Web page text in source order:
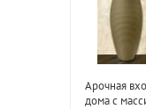
Арочная
дома с